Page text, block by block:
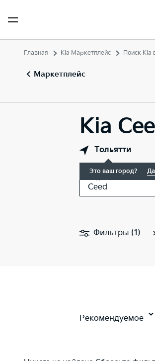
Главная Kia Маркетплейс Поиск Kia
Маркетплейс
Kia
Тольятти
Это ваш город?
Ceed
Фильтры (1)
Рекомендуемое